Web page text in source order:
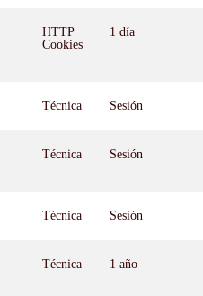
HTTP
Cookies
1 día
Técnica Sesión
Técnica Sesión
Técnica Sesión
Técnica 1 año